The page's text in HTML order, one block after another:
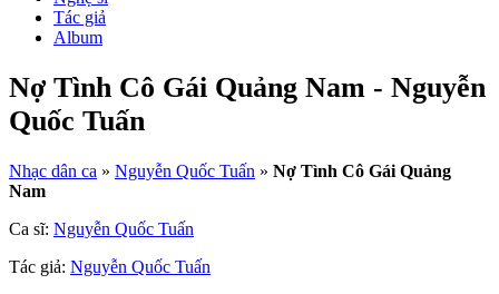
Tác giả
Album
Nợ Tình Cô Gái Quảng Nam - Nguyễn
Quốc Tuấn
Nhạc dân ca » Nguyễn Quốc Tuấn » Nợ Tình Cô Gái Quảng
Nam
Ca sĩ: Nguyễn Quốc Tuấn
Tác giả: Nguyễn Quốc Tuấn